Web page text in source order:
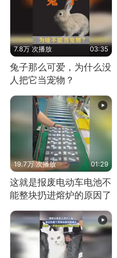
7.8万 次播放 03:35
兔子那么可爱，为什么没
人把它当宠物？
19.7万 次播放 01:29
这就是报废电动车电池不
能整块扔进熔炉的原因了